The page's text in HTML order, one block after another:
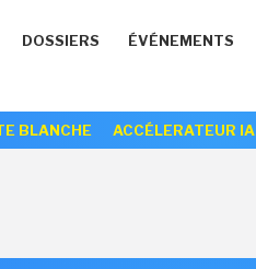
DOSSIERS ÉVÉNEMENTS
BLANCHE ACCÉLERATEUR IA